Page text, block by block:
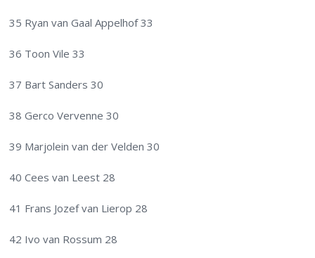
35 Ryan van Gaal Appelhof 33
36 Toon Vile 33
37 Bart Sanders 30
38 Gerco Vervenne 30
39 Marjolein van der Velden 30
40 Cees van Leest 28
41 Frans Jozef van Lierop 28
42 Ivo van Rossum 28